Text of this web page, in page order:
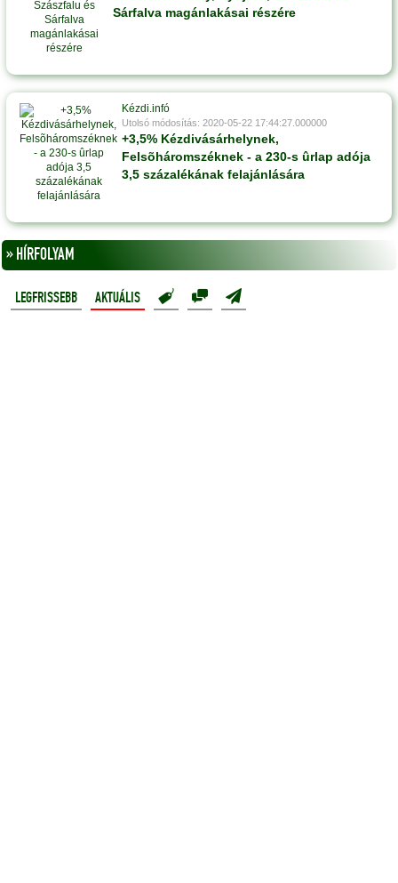
Sárfalva magánlakásai részére
Kézdi.infó
Utolsó módosítás: 2020-05-22 17:44:27.000000
+3,5% Kézdivásárhelynek,
Felsõháromszéknek - a 230-s ûrlap adója
3,5 százalékának felajánlására
» HÍRFOLYAM
LEGFRISSEBB AKTUÁLIS